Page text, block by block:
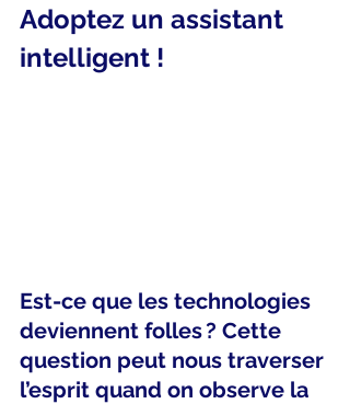
Adoptez un assistant
intelligent !
Est-ce que les technologies
deviennent folles ? Cette
question peut nous traverser
l’esprit quand on observe la